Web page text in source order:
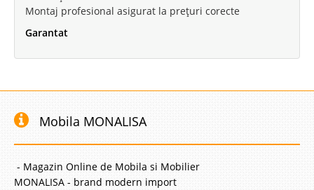
Montaj profesional asigurat la prețuri corecte
Garantat
Mobila MONALISA
- Magazin Online de Mobila si Mobilier
MONALISA - brand modern import